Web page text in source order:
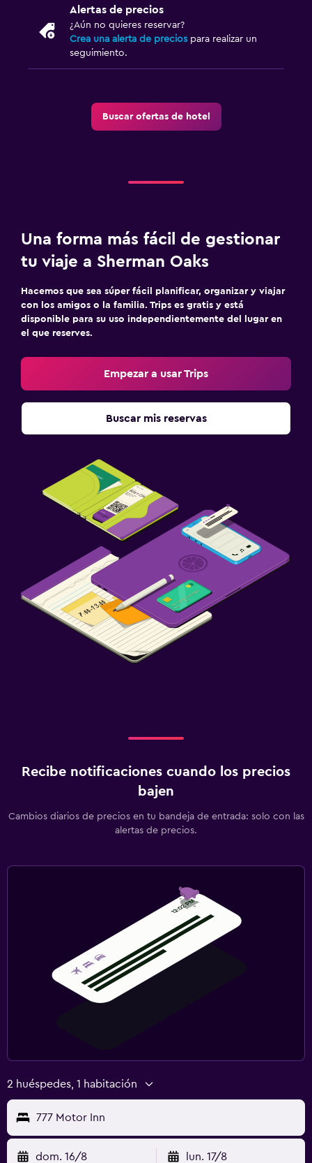
Alertas de precios
¿Aún no quieres reservar?
Crea una alerta de precios para realizar un
seguimiento.
Buscar ofertas de hotel
Una forma más fácil de gestionar
tu viaje a Sherman Oaks
Hacemos que sea súper fácil planificar, organizar y viajar
con los amigos o la familia. Trips es gratis y está
disponible para su uso independientemente del lugar en
el que reserves.
Empezar a usar Trips
Buscar mis reservas
Recibe notificaciones cuando los precios
bajen
Cambios diarios de precios en tu bandeja de entrada: solo con las
alertas de precios.
2 huéspedes, 1 habitación
777 Motor Inn
dom. 16/8 lun. 17/8